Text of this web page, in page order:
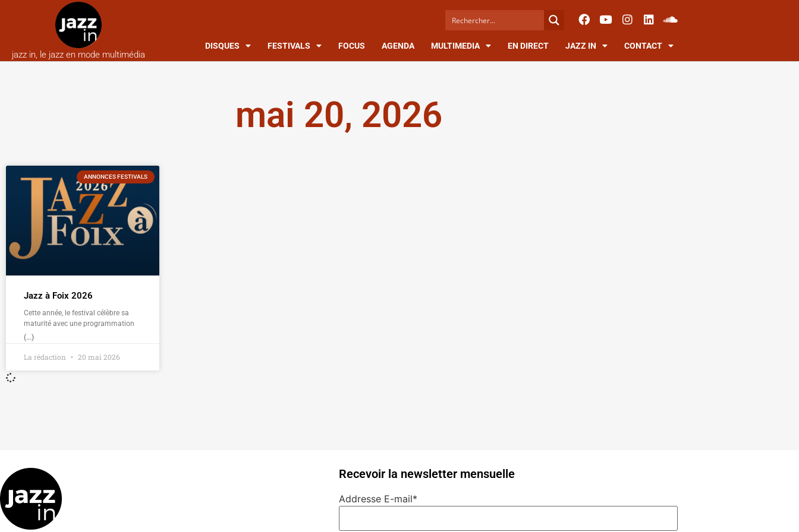
jazz in, le jazz en mode multimédia
DISQUES FESTIVALS FOCUS AGENDA MULTIMEDIA EN DIRECT JAZZ IN CONTACT
mai 20, 2026
ANNONCES FESTIVALS
Jazz à Foix 2026
Cette année, le festival célèbre sa
maturité avec une programmation
(...)
La rédaction 20 mai 2026
Recevoir la newsletter mensuelle
Addresse E-mail*